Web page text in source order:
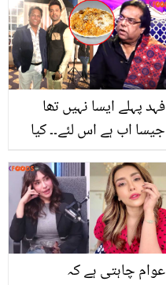
تصویریں جن کی حقیقت
آپ کو بھی چونکا دے گی
فہد پہلے ایسا نہیں تھا
جیسا اب ہے اس لئے۔۔ کیا
کو بریانی کا ٹھیلا لگوانا
چاہتے تھے؟
عوام چاہتی ہے کہ